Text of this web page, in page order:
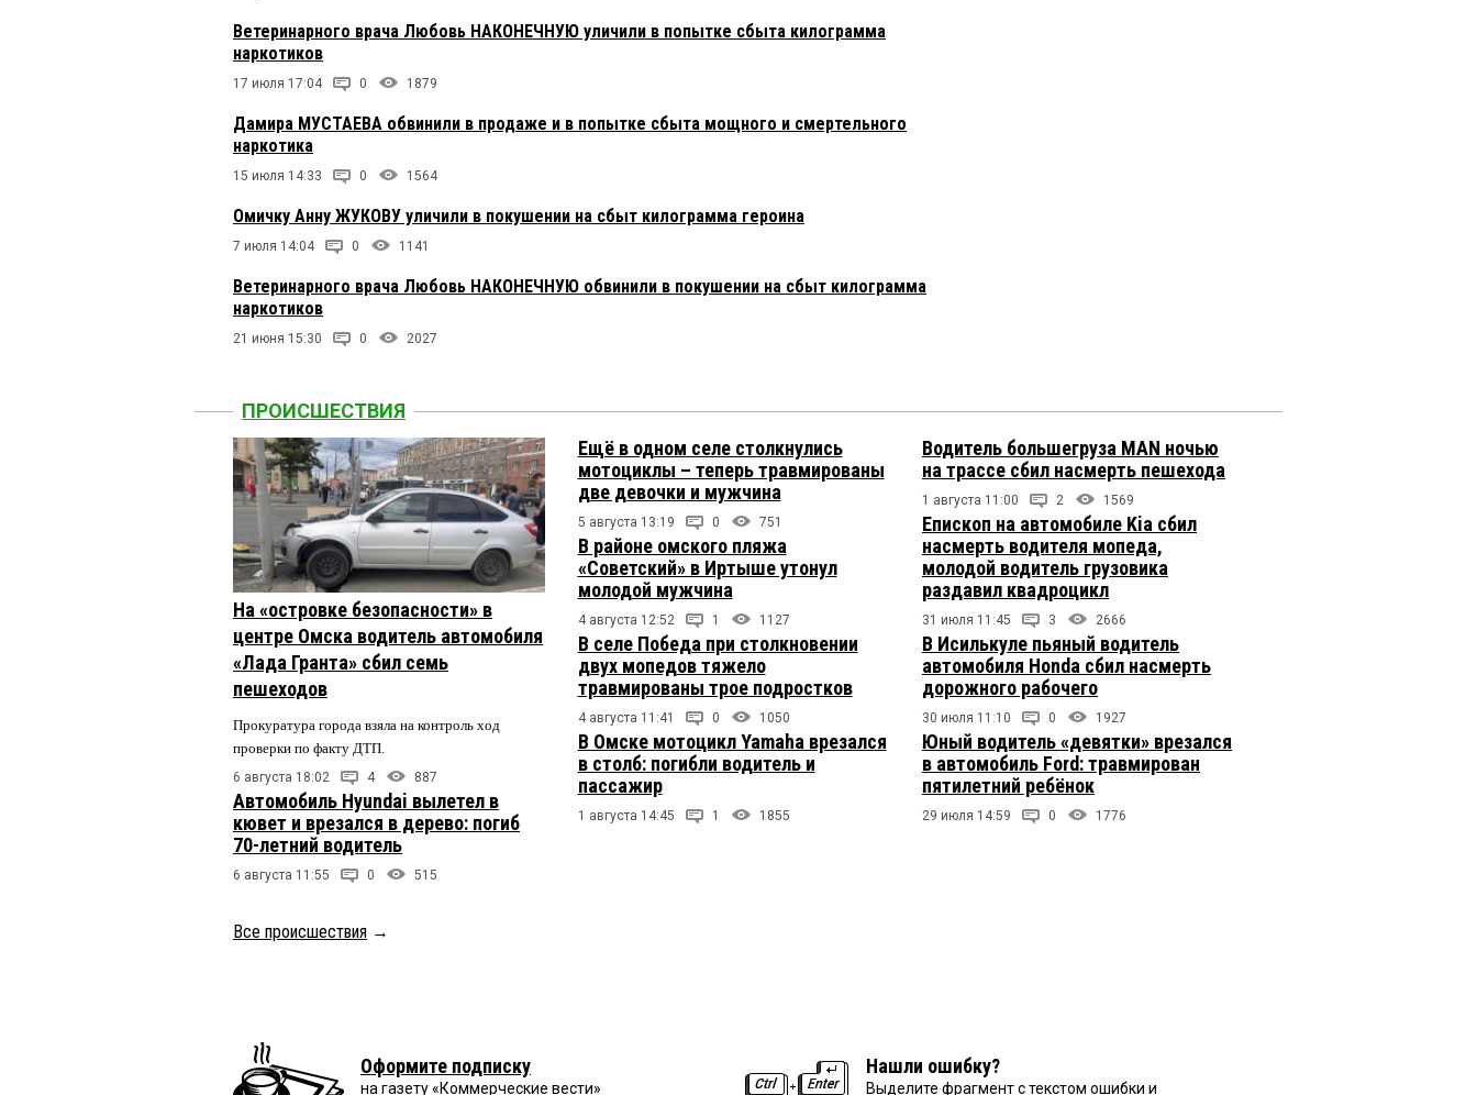
Ветеринарного врача Любовь НАКОНЕЧНУЮ уличили в попытке сбыта килограмма
наркотиков
17 июля 17:04 0 1879
Дамира МУСТАЕВА обвинили в продаже и в попытке сбыта мощного и смертельного
наркотика
15 июля 14:33 0 1564
Омичку Анну ЖУКОВУ уличили в покушении на сбыт килограмма героина
7 июля 14:04 0 1141
Ветеринарного врача Любовь НАКОНЕЧНУЮ обвинили в покушении на сбыт килограмма
наркотиков
21 июня 15:30 0 2027
ПРОИСШЕСТВИЯ
На «островке безопасности» в
центре Омска водитель автомобиля
«Лада Гранта» сбил семь
пешеходов
Прокуратура города взяла на контроль ход
проверки по факту ДТП.
6 августа 18:02 4 887
Автомобиль Hyundai вылетел в
кювет и врезался в дерево: погиб
70-летний водитель
6 августа 11:55 0 515
Ещё в одном селе столкнулись
мотоциклы – теперь травмированы
две девочки и мужчина
5 августа 13:19 0 751
В районе омского пляжа
«Советский» в Иртыше утонул
молодой мужчина
4 августа 12:52 1 1127
В селе Победа при столкновении
двух мопедов тяжело
травмированы трое подростков
4 августа 11:41 0 1050
В Омске мотоцикл Yamaha врезался
в столб: погибли водитель и
пассажир
1 августа 14:45 1 1855
Водитель большегруза MAN ночью
на трассе сбил насмерть пешехода
1 августа 11:00 2 1569
Епископ на автомобиле Kia сбил
насмерть водителя мопеда,
молодой водитель грузовика
раздавил квадроцикл
31 июля 11:45 3 2666
В Исилькуле пьяный водитель
автомобиля Honda сбил насмерть
дорожного рабочего
30 июля 11:10 0 1927
Юный водитель «девятки» врезался
в автомобиль Ford: травмирован
пятилетний ребёнок
29 июля 14:59 0 1776
Все происшествия →
Оформите подписку
на газету «Коммерческие вести»
Нашли ошибку?
Выделите фрагмент с текстом ошибки и